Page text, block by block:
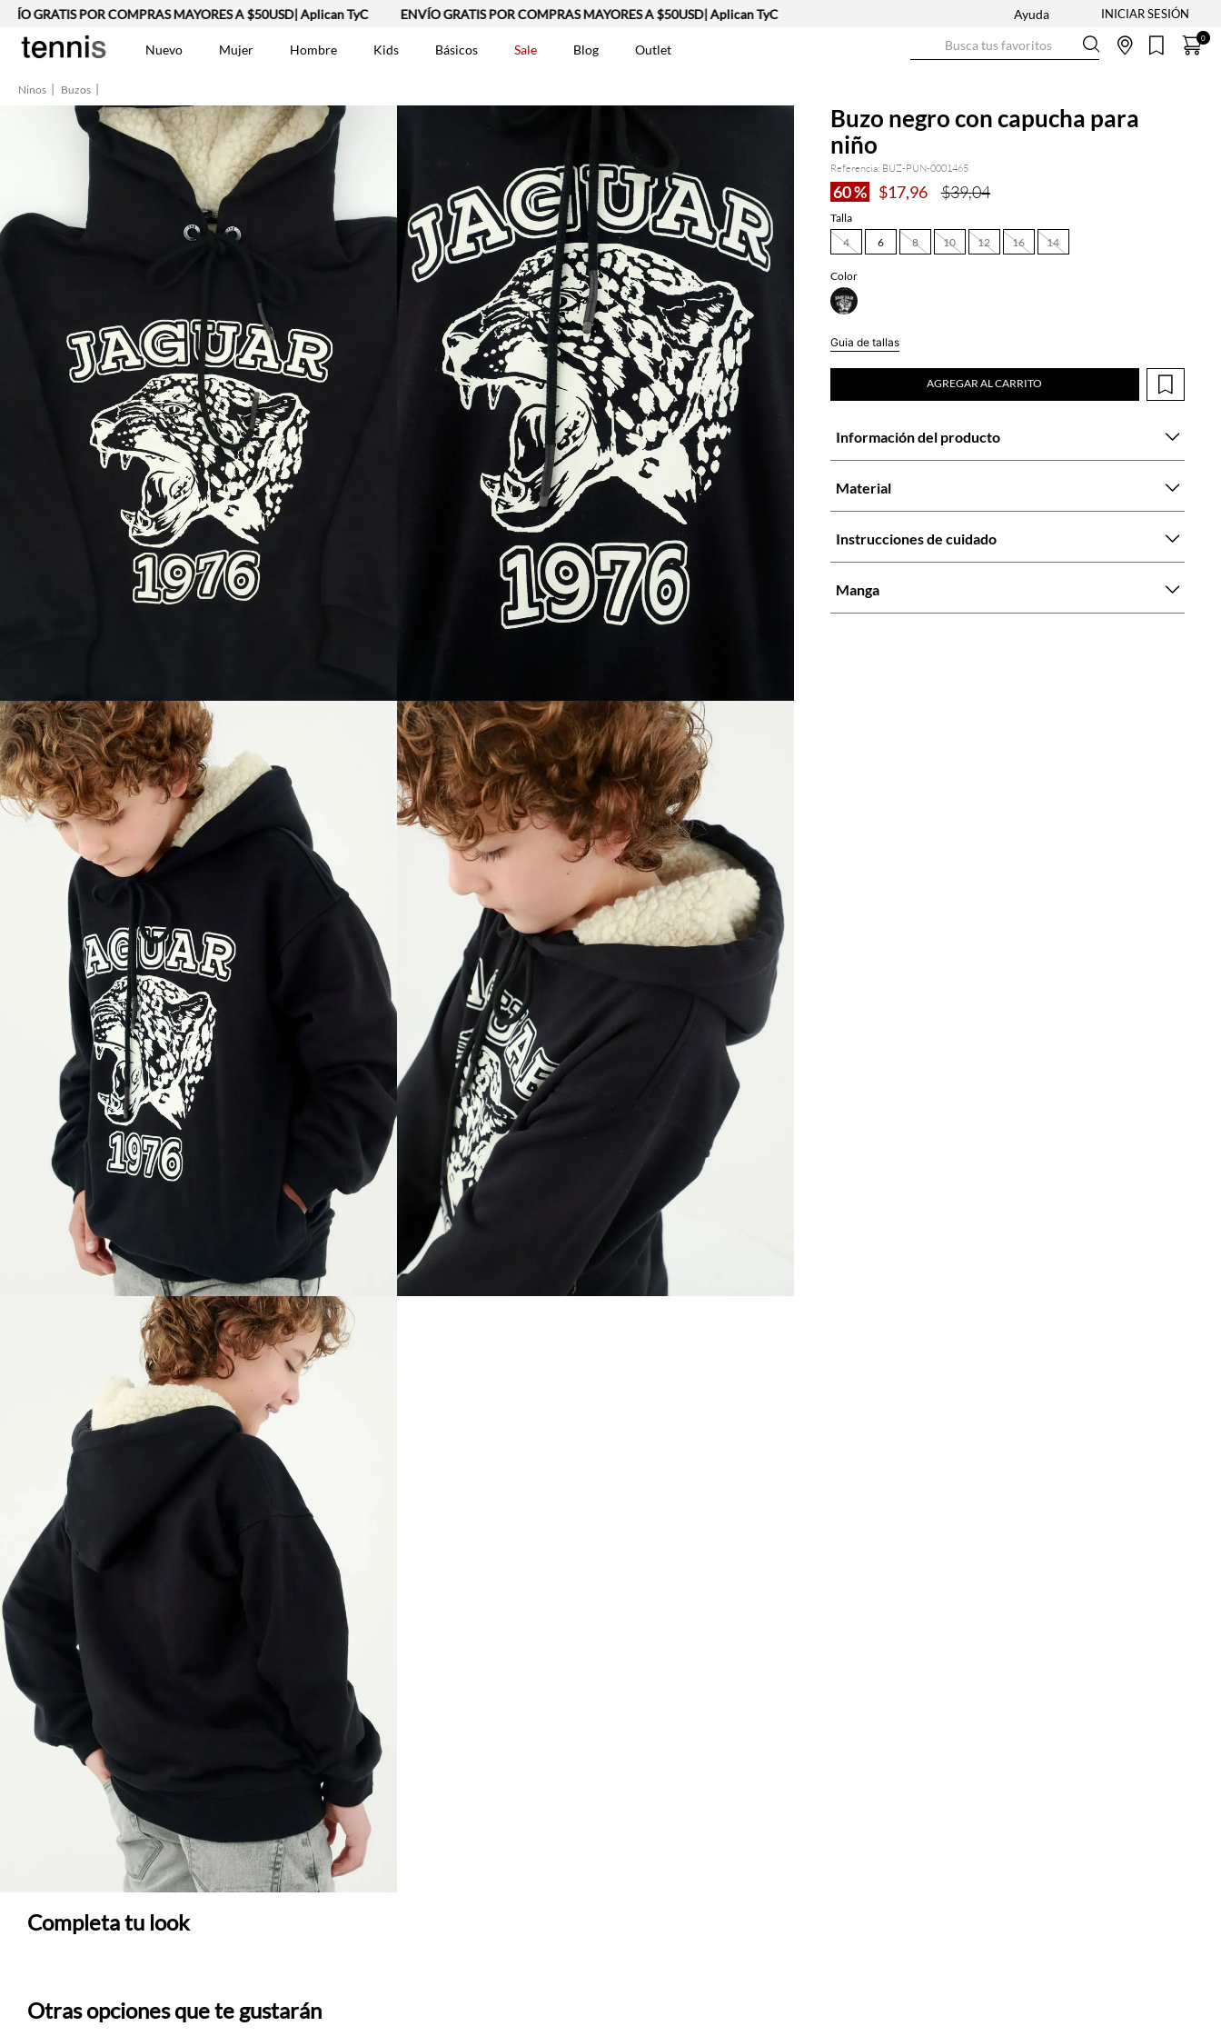
POR COMPRAS MAYORES A $50USD| Aplican TyC ENVÍO GRATIS POR COMPRAS MAYORES A $50USD| Aplican TyC Ayuda
Nuevo Mujer Hombre Kids Básicos Sale Blog Outlet
0
Ninos Buzos
Buzo negro con capucha para
niño
Referencia: BUZ-PUN-0001465
60 % $17,96 $39,04
Talla
4
6 8 10 12 14
16
Color
Guia de tallas
AGREGAR AL CARRITO
Información del producto
Material
Instrucciones de cuidado
Manga
Completa tu look
Otras opciones que te gustarán
1. Vestidos
2. Lino
Camisetas
Chaqueta
Bermuda
Tshirt-Negro-Tsh-Ent-0007699
9. Polo
10. Falda